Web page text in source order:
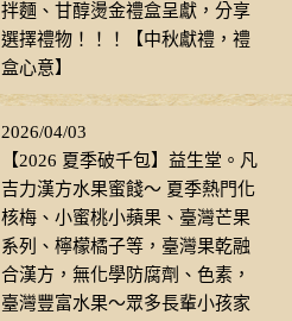
拌麵、甘醇燙金禮盒呈獻，分享
選擇禮物！！！【中秋獻禮，禮
盒心意】
2026/04/03
【2026 夏季破千包】益生堂。凡
吉力漢方水果蜜餞～ 夏季熱門化
核梅、小蜜桃小蘋果、臺灣芒果
系列、檸檬橘子等，臺灣果乾融
合漢方，無化學防腐劑、色素，
臺灣豐富水果～眾多長輩小孩家